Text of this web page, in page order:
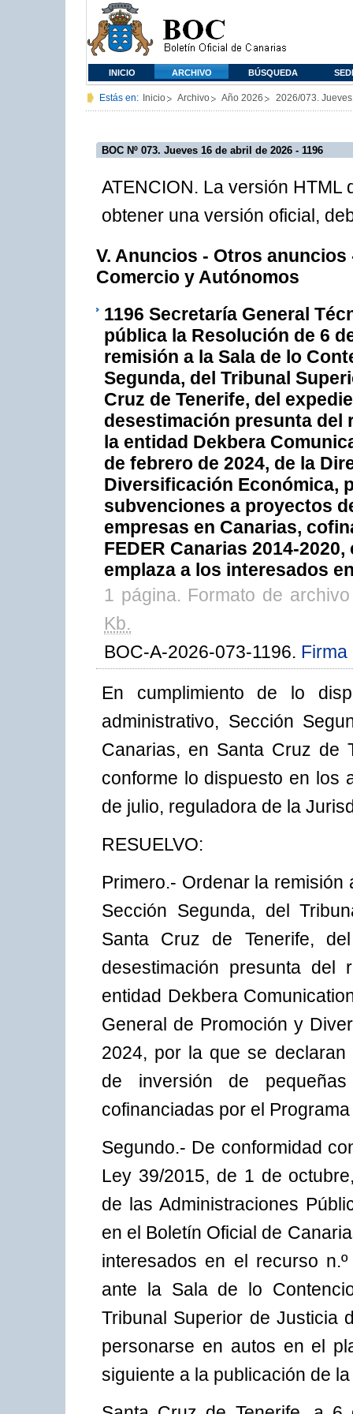
INICIO ARCHIVO BÚSQUEDA
Estás en: Inicio Archivo Año 2026 2026/073.
BOC Nº 073. Jueves 16 de abril de 2026 - 1196
ATENCION. La versión HTML
obtener una versión oficial,
V. Anuncios - Otros
Comercio y Autónomos
1196 Secretaría General
pública la Resolución de 6
remisión a la Sala de lo
Segunda, del Tribunal
Cruz de Tenerife, del
desestimación presunta
la entidad Dekbera
de febrero de 2024, de la
Diversificación Económica,
subvenciones a proyectos
empresas en Canarias,
FEDER Canarias 2014-
emplaza a los interesados
1 página. Formato de
Kb.
BOC-A-2026-073-1196. Firma
En cumplimiento de lo
administrativo, Sección
Canarias, en Santa Cruz de
conforme lo dispuesto en los
de julio, reguladora de la
RESUELVO:
Primero.- Ordenar la
Sección Segunda, del
Santa Cruz de Tenerife,
desestimación presunta del
entidad Dekbera
General de Promoción y
2024, por la que se
de inversión de
cofinanciadas por el
Segundo.- De conformidad
Ley 39/2015, de 1 de
de las Administraciones
en el Boletín Oficial de
interesados en el recurso
ante la Sala de lo
Tribunal Superior de Justicia
personarse en autos en el
siguiente a la publicación de